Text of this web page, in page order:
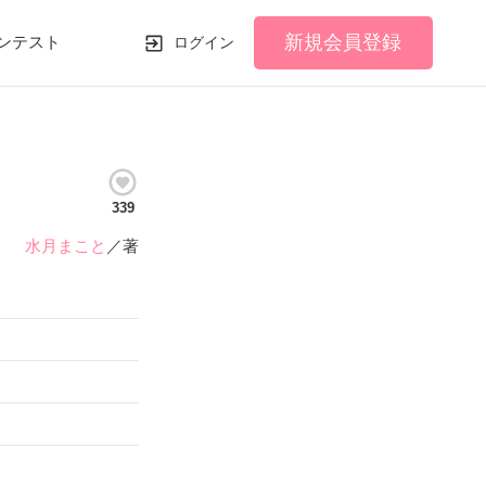
テスト ログイン 新規会員登録
339
水月まこと ／著